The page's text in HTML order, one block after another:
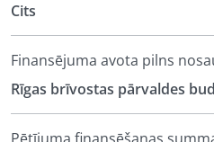
Cits
Finansējuma avota pilns
Rīgas brīvostas pārvaldes